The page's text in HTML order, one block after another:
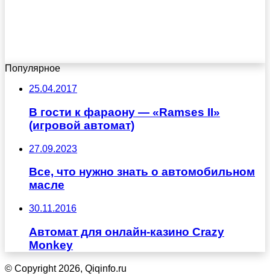
Популярное
25.04.2017
В гости к фараону — «Ramses II»
(игровой автомат)
27.09.2023
Все, что нужно знать о автомобильном
масле
30.11.2016
Автомат для онлайн-казино Crazy
Monkey
© Copyright 2026, Qiqinfo.ru